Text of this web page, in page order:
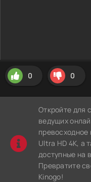
0 0
Откройте для
ведущих
превосходное
Ultra HD 4K, а
доступные на
Превратите
Kinogo!